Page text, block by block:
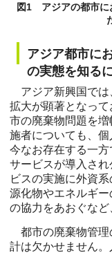
図1 アジアの都市に
アジア都市に
の実態を知る
アジア新興国では
拡大が顕著となっ
市の廃棄物問題を
施者についても、
今なお存在する一
サービスが導入さ
ビスの実施に外資
源化物やエネルギ
の協力をあおぐなど
都市の廃棄物管理
計は欠かせません。